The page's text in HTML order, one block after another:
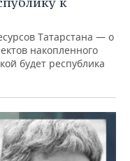
Татарстана — о
накопленного
будет республика